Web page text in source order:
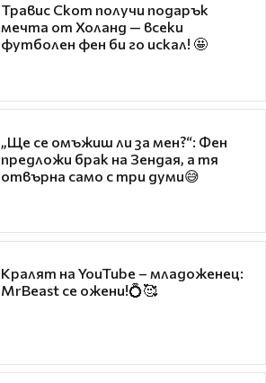
Травис Скот получи подарък
мечта от Холанд — всеки
футболен фен би го искал! 🤩
„Ще се омъжиш ли за мен?“: Фен
предложи брак на Зендая, а тя
отвърна само с три думи😅
Кралят на YouTube – младоженец:
MrBeast се ожени!💍🥰